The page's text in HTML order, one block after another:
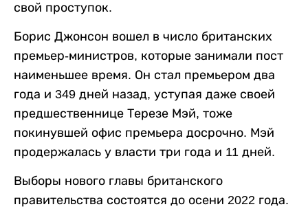
свой проступок.
Борис Джонсон вошел в число британских
премьер-министров, которые занимали пост
наименьшее время. Он стал премьером два
года и 349 дней назад, уступая даже своей
предшественнице Терезе Мэй, тоже
покинувшей офис премьера досрочно. Мэй
продержалась у власти три года и 11 дней.
Выборы нового главы британского
правительства состоятся до осени 2022 года.